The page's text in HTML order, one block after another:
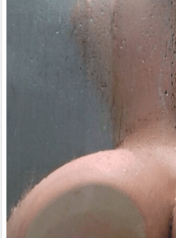
Přihlášení
Sledujte nás